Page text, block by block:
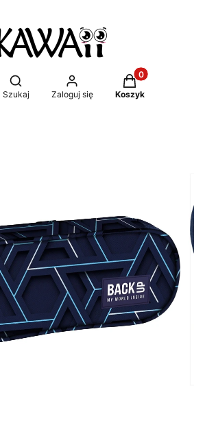
Otwórz wyszukiwarkę
Szukaj Zaloguj się
Produkty w
Koszyk